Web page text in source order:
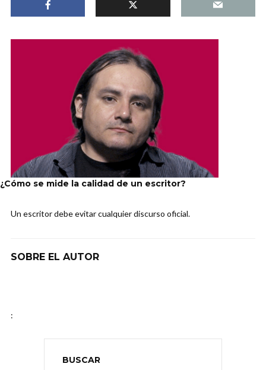
¿Cómo se mide la calidad de un escritor?
Un escritor debe evitar cualquier discurso oficial.
SOBRE EL AUTOR
:
BUSCAR